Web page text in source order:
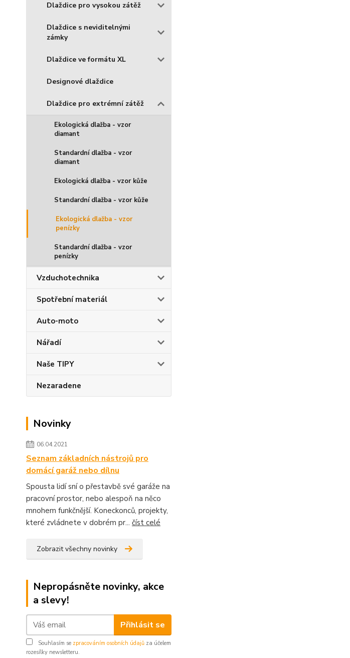
Dlaždice pro vysokou zátěž
Dlaždice s neviditelnými
zámky
Dlaždice ve formátu XL
Designové dlaždice
Dlaždice pro extrémní zátěž
Ekologická dlažba - vzor
diamant
Standardní dlažba - vzor
diamant
Ekologická dlažba - vzor kůže
Standardní dlažba - vzor kůže
Ekologická dlažba - vzor
penízky
Standardní dlažba - vzor
penízky
Vzduchotechnika
Spotřební materiál
Auto-moto
Nářadí
Naše TIPY
Nezaradene
Novinky
06.04.2021
Seznam základních nástrojů pro
domácí garáž nebo dílnu
Spousta lidí sní o přestavbě své garáže na
pracovní prostor, nebo alespoň na něco
mnohem funkčnější. Koneckonců, projekty,
které zvládnete v dobrém pr... číst celé
Zobrazit všechny novinky
Nepropásněte novinky, akce
a slevy!
Přihlásit se
Souhlasím se zpracováním osobních údajů za účelem
rozesílky newsletteru.